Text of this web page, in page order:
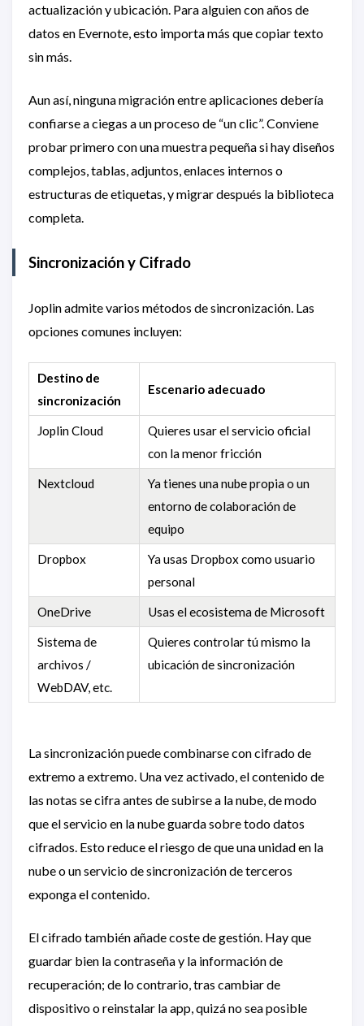
actualización y ubicación. Para alguien con años de
datos en Evernote, esto importa más que copiar texto
sin más.
Aun así, ninguna migración entre aplicaciones debería
confiarse a ciegas a un proceso de “un clic”. Conviene
probar primero con una muestra pequeña si hay diseños
complejos, tablas, adjuntos, enlaces internos o
estructuras de etiquetas, y migrar después la biblioteca
completa.
Sincronización y Cifrado
Joplin admite varios métodos de sincronización. Las
opciones comunes incluyen:
Destino de
sincronización
Escenario adecuado
Joplin Cloud
Quieres usar el servicio oficial
con la menor fricción
Nextcloud
Ya tienes una nube propia o un
entorno de colaboración de
equipo
Dropbox
Ya usas Dropbox como usuario
personal
OneDrive Usas el ecosistema de Microsoft
Sistema de
archivos /
WebDAV, etc.
Quieres controlar tú mismo la
ubicación de sincronización
La sincronización puede combinarse con cifrado de
extremo a extremo. Una vez activado, el contenido de
las notas se cifra antes de subirse a la nube, de modo
que el servicio en la nube guarda sobre todo datos
cifrados. Esto reduce el riesgo de que una unidad en la
nube o un servicio de sincronización de terceros
exponga el contenido.
El cifrado también añade coste de gestión. Hay que
guardar bien la contraseña y la información de
recuperación; de lo contrario, tras cambiar de
dispositivo o reinstalar la app, quizá no sea posible